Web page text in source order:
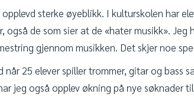
sterke øyeblikk. I kulturskolen har
også de som sier at de «hater musikk».
gjennom musikken. Det skjer noe
når 25 elever spiller trommer, gitar og
jeg også opplev økning på nye søknader